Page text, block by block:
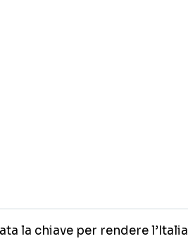
la chiave per rendere l’Italia